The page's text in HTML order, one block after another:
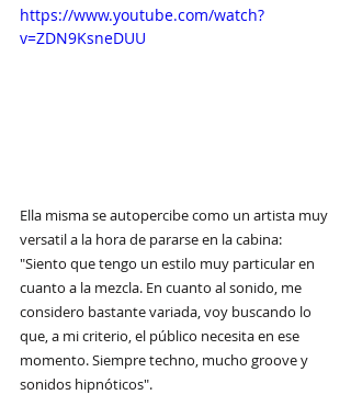
https://www.youtube.com/watch?
v=ZDN9KsneDUU
Ella misma se autopercibe como un artista muy
versatil a la hora de pararse en la cabina:
"Siento que tengo un estilo muy particular en
cuanto a la mezcla. En cuanto al sonido, me
considero bastante variada, voy buscando lo
que, a mi criterio, el público necesita en ese
momento. Siempre techno, mucho groove y
sonidos hipnóticos".